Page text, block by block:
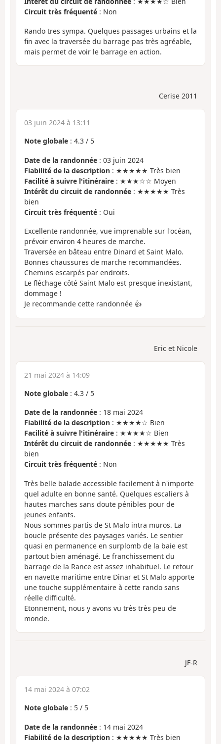
Circuit très fréquenté : Non
Rando tres sympa. Quelques passages urbains et la
fin avec la traversée du barrage pas très agréable,
mais permet de voir le barrage en action.
Cerise 2011
03 juin 2024 à 13:11
Note globale : 4.3 / 5
Date de la randonnée : 03 juin 2024
Fiabilité de la description : ★★★★★ Très bien
Facilité à suivre l'itinéraire : ★★★☆☆ Moyen
Intérêt du circuit de randonnée : ★★★★★ Très
bien
Circuit très fréquenté : Oui
Excellente randonnée, vue imprenable sur l'océan,
prévoir environ 4 heures de marche.
Traversée en bâteau entre Dinard et Saint Malo.
Bonnes chaussures de marche recommandées.
Chemins escarpés par endroits.
Le fléchage côté Saint Malo est presque inexistant,
dommage !
Je recommande cette randonnée 👍
Eric et Nicole
21 mai 2024 à 14:09
Note globale : 4.3 / 5
Date de la randonnée : 18 mai 2024
Fiabilité de la description : ★★★★☆ Bien
Facilité à suivre l'itinéraire : ★★★★☆ Bien
Intérêt du circuit de randonnée : ★★★★★ Très
bien
Circuit très fréquenté : Non
Très belle balade accessible facilement à n'importe
quel adulte en bonne santé. Quelques escaliers à
hautes marches sans doute pénibles pour de
jeunes enfants.
Nous sommes partis de St Malo intra muros. La
boucle présente des paysages variés. Le sentier
quasi en permanence en surplomb de la baie est
partout bien aménagé. Le franchissement du
barrage de la Rance est assez inhabituel. Le retour
en navette maritime entre Dinar et St Malo apporte
une touche supplémentaire à cette rando sans
réelle difficulté.
Etonnement, nous y avons vu très très peu de
monde.
JF-R
14 mai 2024 à 07:02
Note globale : 5 / 5
Date de la randonnée : 14 mai 2024
Fiabilité de la description : ★★★★★ Très bien